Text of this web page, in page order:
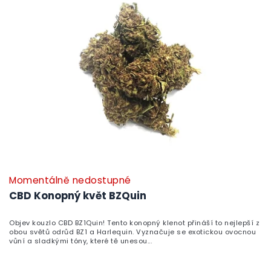
CBD Konopný květ BZQuin
Momentálně nedostupné
Objev kouzlo CBD BZ1Quin! Tento konopný klenot přináší to nejlepší z
obou světů odrůd BZ1 a Harlequin. Vyznačuje se exotickou ovocnou
vůní a sladkými tóny, které tě unesou...